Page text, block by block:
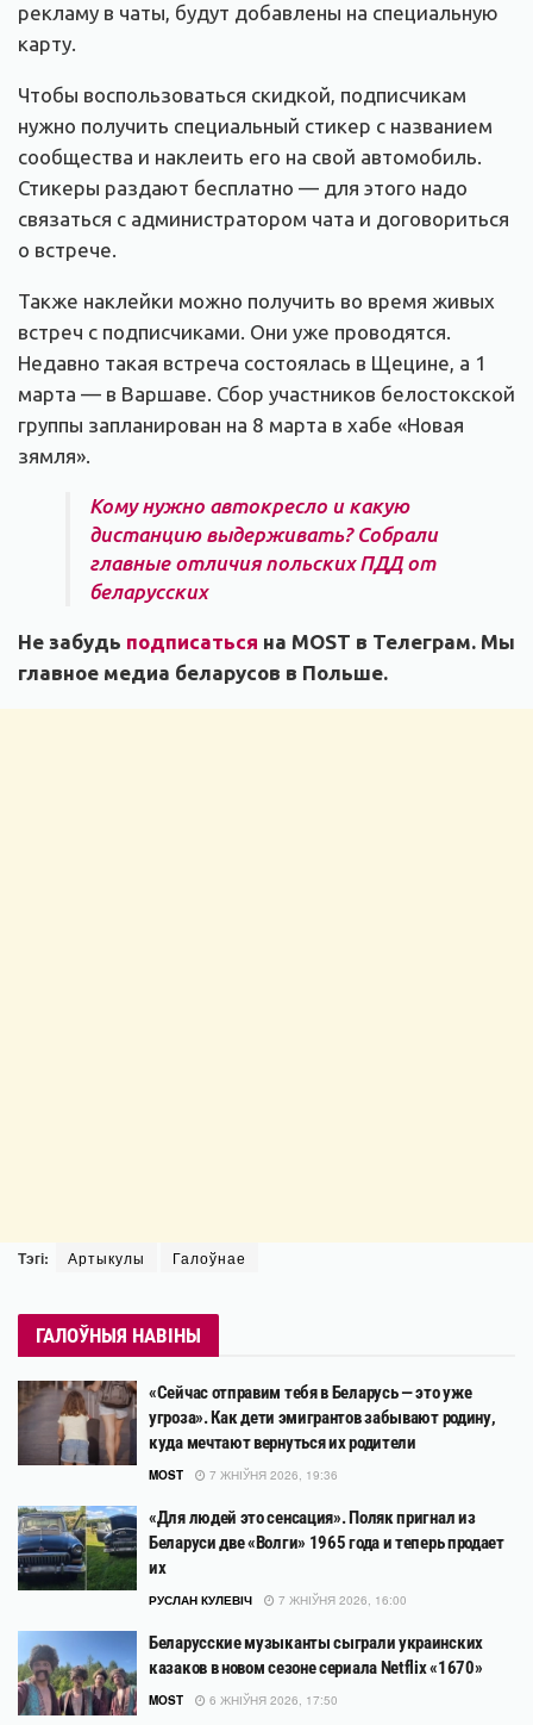
рекламу в чаты, будут добавлены на специальную
карту.
Чтобы воспользоваться скидкой, подписчикам
нужно получить специальный стикер с названием
сообщества и наклеить его на свой автомобиль.
Стикеры раздают бесплатно — для этого надо
связаться с администратором чата и договориться
о встрече.
Также наклейки можно получить во время живых
встреч с подписчиками. Они уже проводятся.
Недавно такая встреча состоялась в Щецине, а 1
марта — в Варшаве. Сбор участников белостокской
группы запланирован на 8 марта в хабе «Новая
зямля».
Кому нужно автокресло и какую
дистанцию выдерживать? Собрали
главные отличия польских ПДД от
беларусских
Не забудь подписаться на MOST в Телеграм. Мы
главное медиа беларусов в Польше.
Тэгі: Артыкулы Галоўнае
ГАЛОЎНЫЯ НАВІНЫ
«Сейчас отправим тебя в Беларусь — это уже
угроза». Как дети эмигрантов забывают родину,
куда мечтают вернуться их родители
MOST 7 ЖНІЎНЯ 2026, 19:36
«Для людей это сенсация». Поляк пригнал из
Беларуси две «Волги» 1965 года и теперь продает
их
РУСЛАН КУЛЕВІЧ 7 ЖНІЎНЯ 2026, 16:00
Беларусские музыканты сыграли украинских
казаков в новом сезоне сериала Netflix «1670»
MOST 6 ЖНІЎНЯ 2026, 17:50